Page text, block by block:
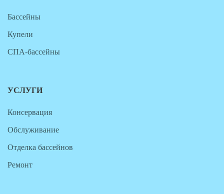
Бассейны
Купели
СПА-бассейны
УСЛУГИ
Консервация
Обслуживание
Отделка бассейнов
Ремонт